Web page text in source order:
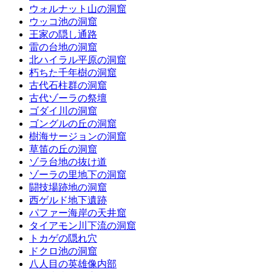
ウォルナット山の洞窟
ウッコ池の洞窟
王家の隠し通路
雷の台地の洞窟
北ハイラル平原の洞窟
朽ちた千年樹の洞窟
古代石柱群の洞窟
古代ゾーラの祭壇
ゴダイ川の洞窟
ゴングルの丘の洞窟
樹海サージョンの洞窟
草笛の丘の洞窟
ゾラ台地の抜け道
ゾーラの里地下の洞窟
闘技場跡地の洞窟
西ゲルド地下遺跡
パファー海岸の天井窟
タイアモン川下流の洞窟
トカゲの隠れ穴
ドクロ池の洞窟
八人目の英雄像内部